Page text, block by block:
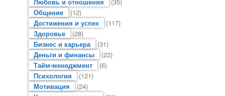
Общение
(12)
Достижения и успех
(117)
Здоровье
(28)
Бизнес и карьера
(31)
Деньги и финансы
(23)
Тайм-менеджмент
(6)
Психология
(121)
Мотивация
(24)